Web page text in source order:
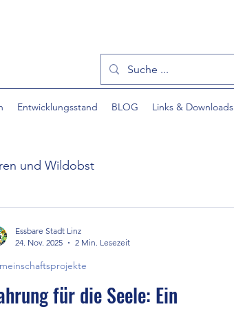
Entwicklungsstand BLOG Links & Downloads
und Wildobst
für die Seele: Ein
Essbare Stadt Linz
24. Nov. 2025
2 Min. Lesezeit